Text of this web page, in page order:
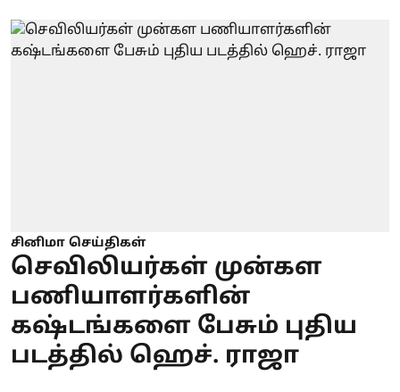
சினிமா செய்திகள்
செவிலியர்கள் முன்கள
பணியாளர்களின்
கஷ்டங்களை பேசும் புதிய
படத்தில் ஹெச். ராஜா